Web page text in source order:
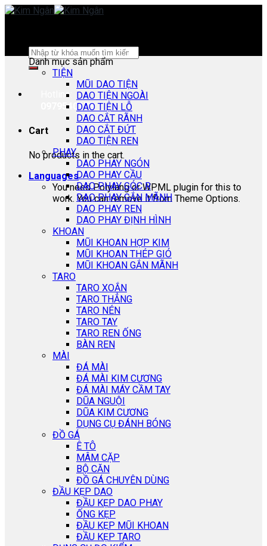
Skip
Search
for:
Hotline:
0979540178
Cart
No products in the cart.
Languages
You need Polylang or WPML plugin for this to
work. You can remove it from Theme Options.
Danh mục sản phẩm
TIỆN
MŨI DAO TIỆN
DAO TIỆN NGOÀI
DAO TIỆN LỖ
DAO CẮT RÃNH
DAO CẮT ĐỨT
DAO TIỆN REN
PHAY
DAO PHAY NGÓN
DAO PHAY CẦU
DAO PHAY GÓC R
DAO PHAY GẮN MÃNH
DAO PHAY REN
DAO PHAY ĐỊNH HÌNH
KHOAN
MŨI KHOAN HỢP KIM
MŨI KHOAN THÉP GIÓ
MŨI KHOAN GẮN MÃNH
TARO
TARO XOẮN
TARO THẲNG
TARO NÉN
TARO TAY
TARO REN ỐNG
BÀN REN
MÀI
ĐÁ MÀI
ĐÁ MÀI KIM CƯƠNG
ĐÁ MÀI MÁY CẦM TAY
DŨA NGUỘI
DŨA KIM CƯƠNG
DỤNG CỤ ĐÁNH BÓNG
ĐỒ GÁ
Ê TÔ
MÂM CẶP
BỘ CĂN
ĐỒ GÁ CHUYÊN DÙNG
ĐẦU KẸP DAO
ĐẦU KẸP DAO PHAY
ỐNG KẸP
ĐẦU KẸP MŨI KHOAN
ĐẦU KẸP TARO